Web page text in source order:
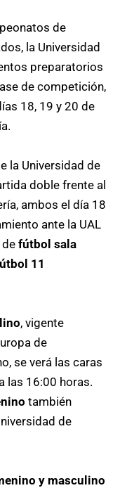
de
la Universidad
preparatorios
de competición,
18, 19 y 20 de
la Universidad de
doble frente al
ambos el día 18
ante la UAL
fútbol sala
11
, vigente
de
se verá las caras
las 16:00 horas.
también
de
y masculino